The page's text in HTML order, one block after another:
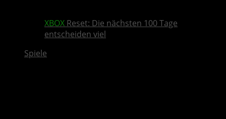
XBOX Reset: Die nächsten 100 Tage
entscheiden viel
Spiele